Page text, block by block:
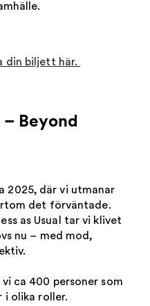
din biljett här.
Beyond
2025, där vi utmanar
det förväntade.
as Usual tar vi klivet
nu – med mod,
ca 400 personer som
i olika roller.